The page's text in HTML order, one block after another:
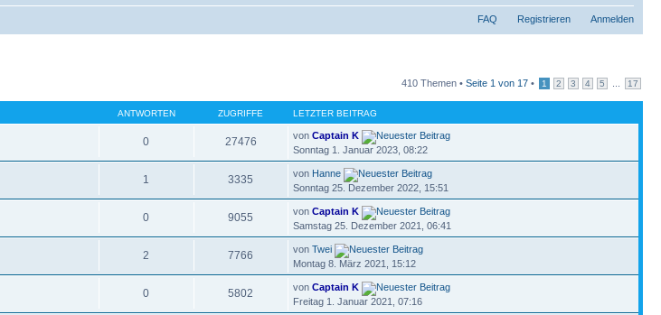
FAQ Registrieren Anmelden
410 Themen • Seite 1 von 17 • 1 2 3 4 5 17
ANTWORTEN ZUGRIFFE LETZTER BEITRAG
0 27476 vonCaptain K
Sonntag 1. Januar 2023, 08:22
1 3335 von Hanne
Sonntag 25. Dezember 2022, 15:51
0 9055 vonCaptain K
Samstag 25. Dezember 2021, 06:41
2 7766 vonTwei
Montag 8. März 2021, 15:12
0 5802 vonCaptain K
Freitag 1. Januar 2021, 07:16